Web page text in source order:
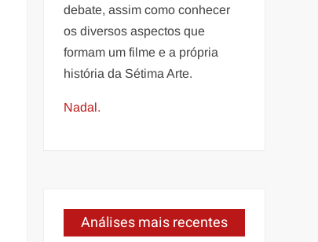
debate, assim como conhecer
os diversos aspectos que
formam um filme e a própria
história da Sétima Arte.
Nadal.
Análises mais recentes